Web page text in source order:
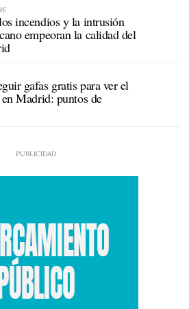
incendios y la intrusión
empeoran la calidad del
gafas gratis para ver el
Madrid: puntos de